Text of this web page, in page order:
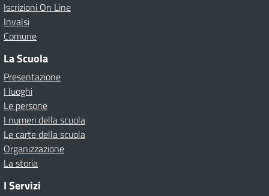
Iscrizioni On Line
Invalsi
Comune
La Scuola
Presentazione
I luoghi
Le persone
I numeri della scuola
Le carte della scuola
Organizzazione
La storia
I Servizi